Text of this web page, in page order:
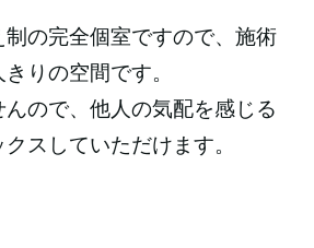
の完全個室ですので、施術
りの空間です。
ので、他人の気配を感じる
スしていただけます。